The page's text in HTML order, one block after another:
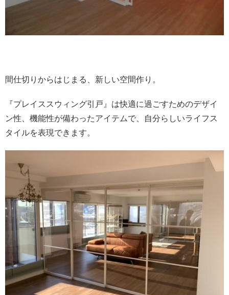
間仕切りからはじまる、新しい空間作り。
『プレイススウィング引戸』は快適に過ごすためのデザイ
ン性、機能性が備わったアイテムで、自分らしいライフス
タイルを表現できます。